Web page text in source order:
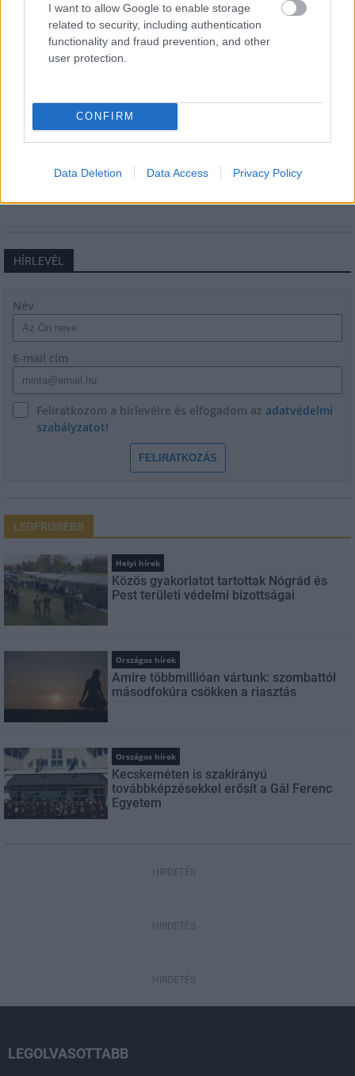
I want to allow Google to enable storage
related to security, including authentication
functionality and fraud prevention, and other
user protection.
CONFIRM
Data Deletion Data Access Privacy Policy
Látlelet a hazai víziközművekről?
Egyetlen, fél évszázados vezetéken
Épített öröksége megújításával is készül
évfordulójára
HÍRLEVÉL
Név
E-mail cím
Feliratkozom a hírlevélre és elfogadom az adatvédelmi
szabályzatot!
FELIRATKOZÁS
LEGFRISSEBB
Helyi hírek
Közös gyakorlatot tartottak Nógrád és
Pest területi védelmi bizottságai
Országos hírek
Amire többmillióan vártunk: szombattól
másodfokúra csökken a riasztás
Országos hírek
Kecskeméten is szakirányú
továbbképzésekkel erősít a Gál Ferenc
Egyetem
HIRDETÉS
HIRDETÉS
HIRDETÉS
LEGOLVASOTTABB